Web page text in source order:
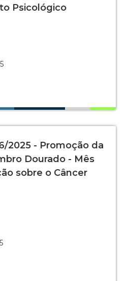
Psicológico
2025 - Promoção da
Dourado - Mês
sobre o Câncer